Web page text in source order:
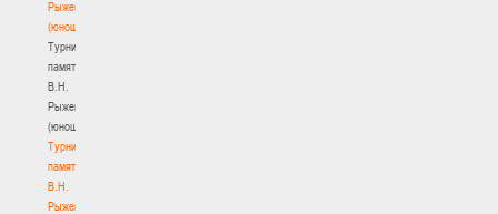
Рыженкова
(юноши)
Турнир
памяти
В.Н.
Рыженкова
(юноши)
Турнир
памяти
В.Н.
Рыженкова